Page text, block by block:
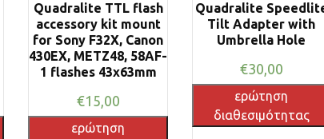
Quadralite TTL flash
accessory kit mount
for Sony F32X, Canon
430EX, METZ48, 58AF-
1 flashes 43x63mm
€15,00
ερώτηση
Quadralite
Tilt Adapter with
Umbrella Hole
€30,00
ερώτηση
διαθεσιμότητας